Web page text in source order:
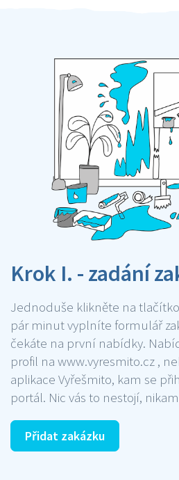
Krok I. - zadání
Jednoduše klikněte na
pár minut vyplníte formulář
čekáte na první nabídky.
profil na www.vyresmito.cz ,
aplikace Vyřešmito, kam se
portál. Nic vás to nestojí,
Přidat zakázku